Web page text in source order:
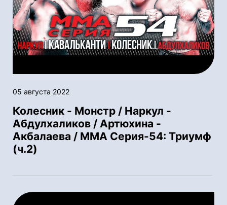
05 августа 2022
Колесник - Монстр / Наркул -
Абдулхаликов / Артюхина -
Акбалаева / ММА Серия-54: Триумф
(ч.2)